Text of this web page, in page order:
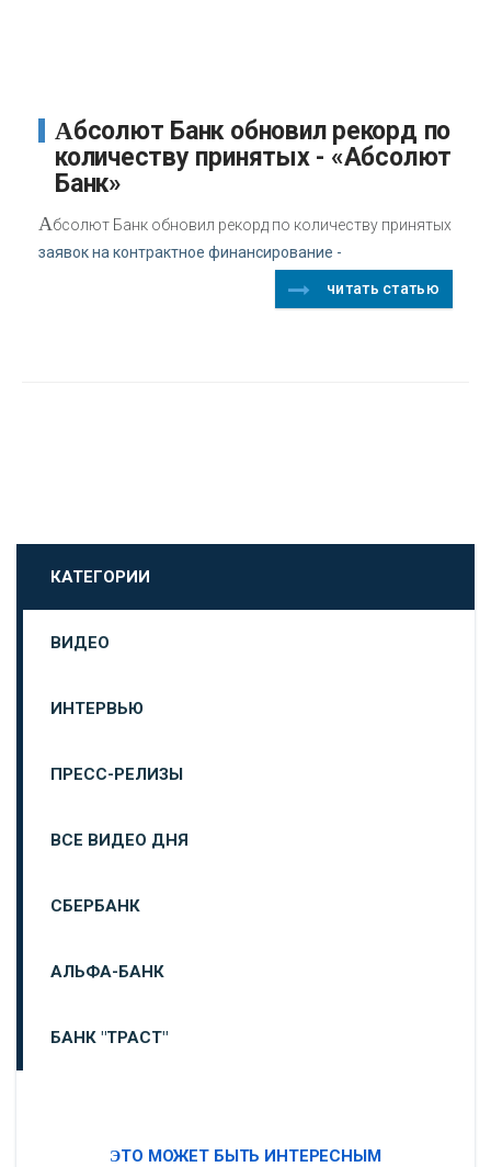
Абсолют Банк обновил рекорд по
количеству принятых - «Абсолют
Банк»
Абсолют Банк обновил рекорд по количеству принятых
заявок на контрактное финансирование -
читать статью
КАТЕГОРИИ
ВИДЕО
ИНТЕРВЬЮ
ПРЕСС-РЕЛИЗЫ
ВСЕ ВИДЕО ДНЯ
СБЕРБАНК
АЛЬФА-БАНК
БАНК "ТРАСТ"
ЭТО МОЖЕТ БЫТЬ ИНТЕРЕСНЫМ